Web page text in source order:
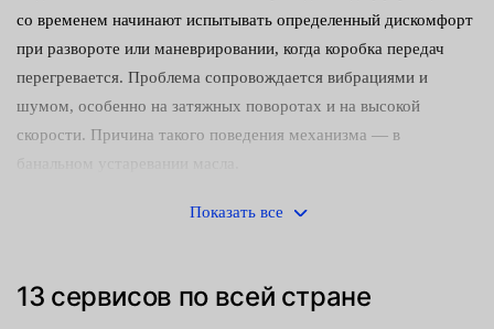
со временем начинают испытывать определенный дискомфорт
при развороте или маневрировании, когда коробка передач
перегревается. Проблема сопровождается вибрациями и
шумом, особенно на затяжных поворотах и на высокой
скорости. Причина такого поведения механизма — в
Зачем менять?
самых недооцененных и игнорируемых процедур
технического обслуживания. Отчасти в этом виновны сами
Показать все
13 сервисов по всей стране